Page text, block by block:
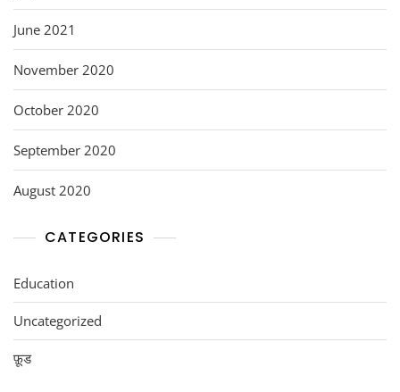
June 2021
November 2020
October 2020
September 2020
August 2020
CATEGORIES
Education
Uncategorized
फ़ूड